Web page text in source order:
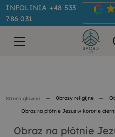
INFOLINIA +48 533
786 031
Strona główna Obrazy religijne
Obraz na płótnie Jezus w koronie
Obraz na płótnie